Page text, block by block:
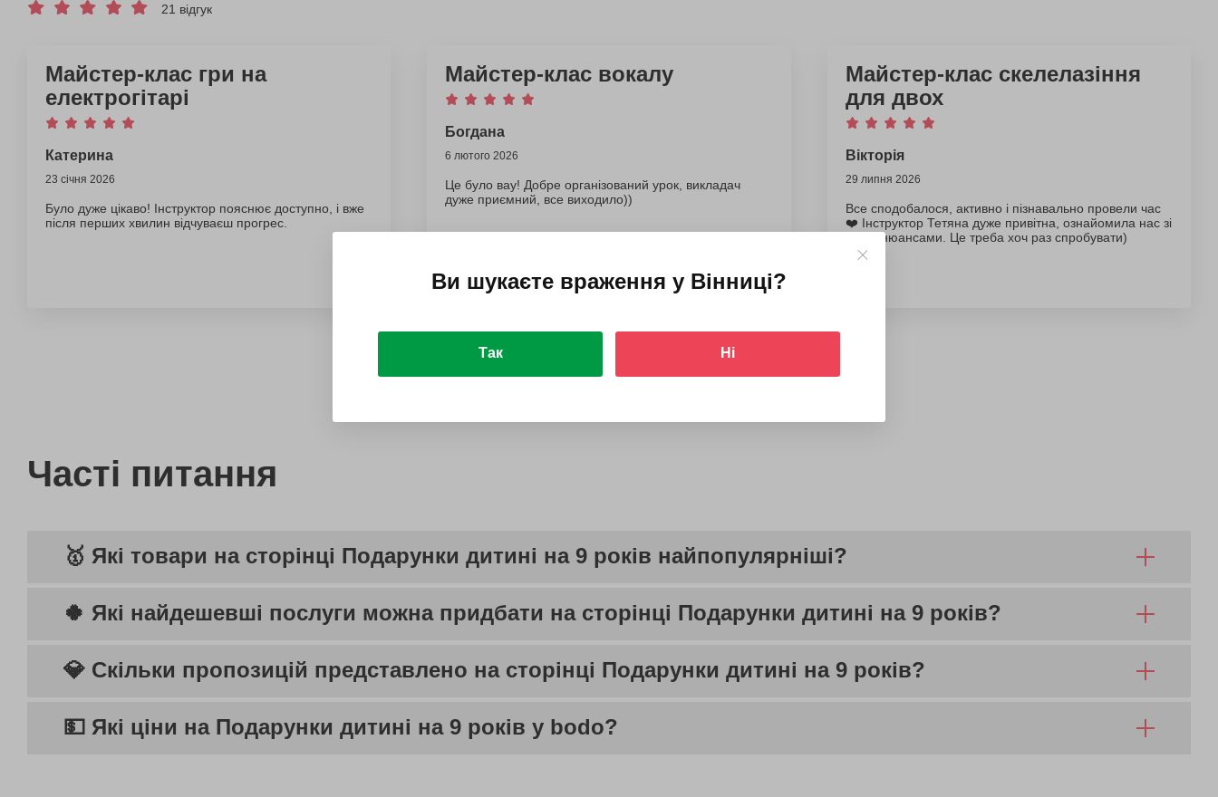
21 відгук
Майстер-клас гри на
електрогітарі
Катерина
23 січня 2026
Було дуже цікаво! Інструктор пояснює доступно, і вже
після перших хвилин відчуваєш прогрес.
Майстер-клас вокалу
Богдана
6 лютого 2026
Це було вау! Добре організований урок, викладач
дуже приємний, все виходило))
Майстер-клас скелелазіння
для двох
Вікторія
29 липня 2026
Все сподобалося, активно і пізнавально провели час
❤️ Інструктор Тетяна дуже привітна, ознайомила нас зі
всіма нюансами. Це треба хоч раз спробувати)
Часті питання
🥇 Які товари на сторінці Подарунки дитині на 9 років найпопулярніші?
🍀 Які найдешевші послуги можна придбати на сторінці Подарунки дитині на 9 років?
💎 Скільки пропозицій представлено на сторінці Подарунки дитині на 9 років?
💵 Які ціни на Подарунки дитині на 9 років у bodo?
Ви шукаєте враження у Вінниці?
Так Ні